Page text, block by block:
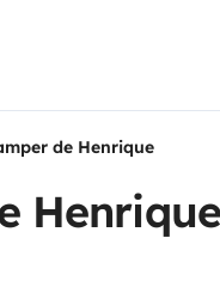
de Henrique
Henrique